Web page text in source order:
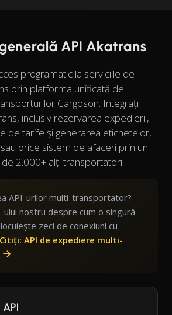
API Akatrans
programatic la serviciile de
prin platforma unificată de
Cargoson. Integrați
inclusiv rezervarea expedierii,
de tarife și generarea etichetelor,
sau orice sistem de afaceri prin un
de 2.000+ alți transportatori.
API-urilor multi-transportator?
ului nostru despre cum o singură
zeci de conexiuni cu
Citiți: API de expediere multi-